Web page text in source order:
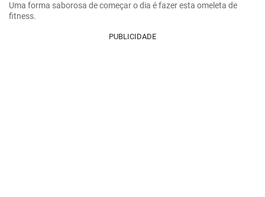
Uma forma saborosa de começar o dia é fazer esta omeleta de
fitness.
PUBLICIDADE